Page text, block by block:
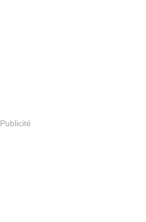
Publicité